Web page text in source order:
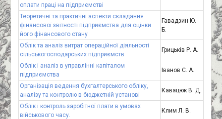
оплати праці на підприємстві
Теоретичні та практичні аспекти складання
фінансової звітності підприємства для оцінки
його фінансового стану
Гавадзин Ю.
Б.
Облік та аналіз витрат операційної діяльності
сільськогосподарських підприємств
Грицьків Р. А.
Облік і аналіз в управлінні капіталом
підприємства
Іванов С. А.
Організація ведення бухгалтерського обліку,
аналізу та контролю в бюджетній установі
Кавацюк В. Д.
Облік і контроль заробітної плати в умовах
військового часу.
Клим Л. В.